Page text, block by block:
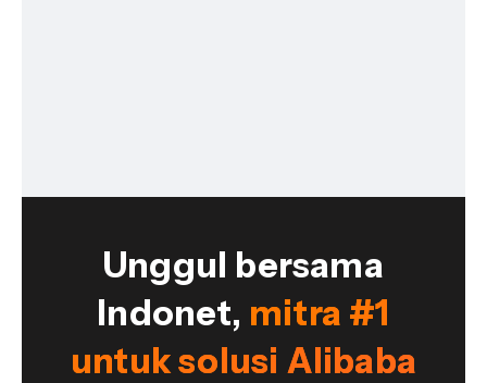
Unggul bersama
Indonet, mitra #1
untuk solusi Alibaba